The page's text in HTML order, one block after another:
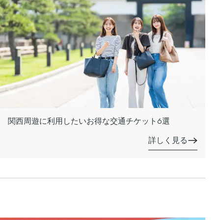
関西周遊に利用したいお得な交通チケット6選
詳しく見る